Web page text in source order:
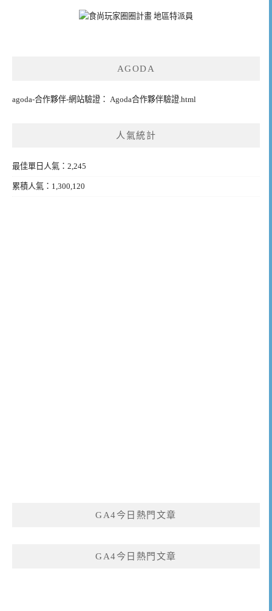
AGODA
agoda-合作夥伴-網站驗證： Agoda合作夥伴驗證.html
人氣統計
最佳單日人氣：2,245
累積人氣：1,300,120
GA4今日熱門文章
GA4今日熱門文章